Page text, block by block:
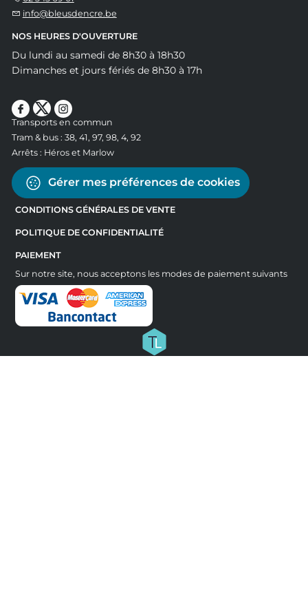
info@bleusdencre.be
NOS HEURES D'OUVERTURE
Du lundi au samedi de 8h30 à 18h30
Dimanches et jours fériés de 8h30 à 17h
Transports en commun
Tram & bus : 38, 41, 97, 98, 4, 92
Arrêts : Héros et Marlow
Gérer mes préférences de cookies
CONDITIONS GÉNÉRALES DE VENTE
POLITIQUE DE CONFIDENTIALITÉ
PAIEMENT
Sur notre site, nous acceptons les modes de paiement suivants